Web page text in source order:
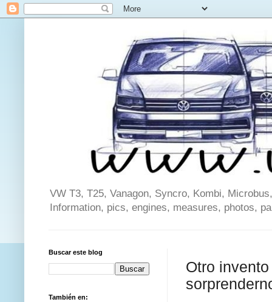
VW T3, T25, Vanagon, Syncro, Kombi,
Information, pics, engines, measures, photos,
Otro
Buscar este blog
También en: